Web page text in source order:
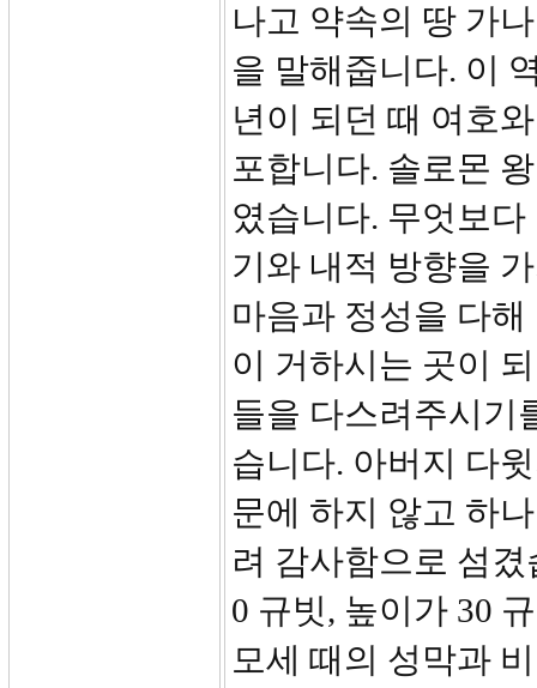
나고 약속의 땅 가
을 말해줍니다. 이
년이 되던 때 여호
포합니다. 솔로몬
였습니다. 무엇보
기와 내적 방향을
마음과 정성을 다
이 거하시는 곳이
들을 다스려주시기
습니다. 아버지 다
문에 하지 않고 하
려 감사함으로 섬
0 규빗, 높이가 30
모세 때의 성막과